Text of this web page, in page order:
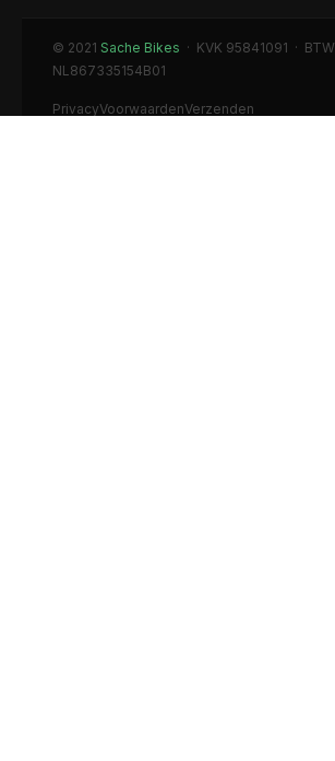
© 2021 Sache Bikes · KVK 95841091 · BTW
NL867335154B01
PrivacyVoorwaardenVerzenden